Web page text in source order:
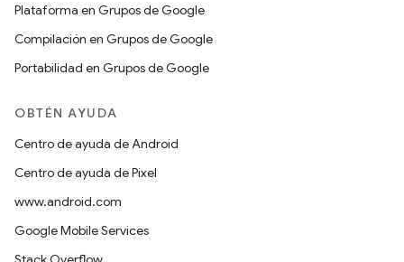
Plataforma en Grupos de Google
Compilación en Grupos de Google
Portabilidad en Grupos de Google
OBTÉN AYUDA
Centro de ayuda de Android
Centro de ayuda de Pixel
www.android.com
Google Mobile Services